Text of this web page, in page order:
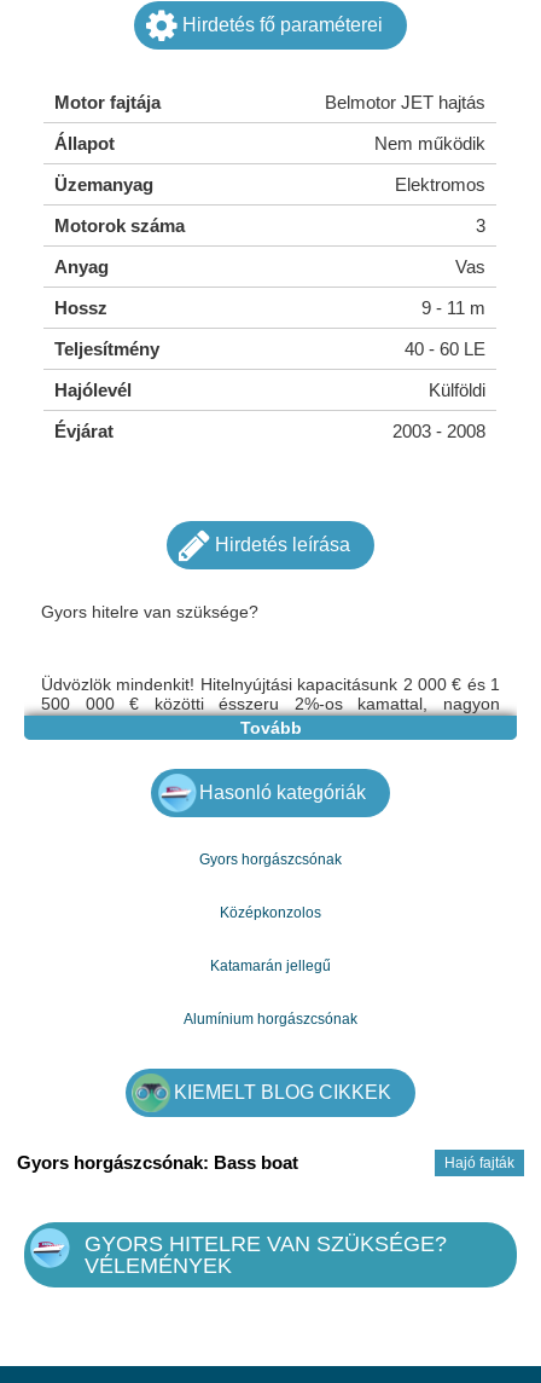
Hirdetés fő paraméterei
Motor fajtája
Belmotor JET hajtás
Állapot
Nem működik
Üzemanyag
Elektromos
Motorok száma
3
Anyag
Vas
Hossz
9 - 11 m
Teljesítmény
40 - 60 LE
Hajólevél
Külföldi
Évjárat
2003 - 2008
Hirdetés leírása
Gyors hitelre van szüksége?
Üdvözlök mindenkit! Hitelnyújtási kapacitásunk 2 000 € és 1
500 000 € közötti ésszeru 2%-os kamattal, nagyon
egyszeru és problémamentes feltételekkel. Ha felkeltettük
érdeklodését, kérjük, hagyja üzenetét e-
Tovább
Hasonló kategóriák
Gyors horgászcsónak
Középkonzolos
Katamarán jellegű
Alumínium horgászcsónak
KIEMELT BLOG CIKKEK
Hajó fajták
Gyors horgászcsónak: Bass boat
GYORS HITELRE VAN SZÜKSÉGE?
VÉLEMÉNYEK